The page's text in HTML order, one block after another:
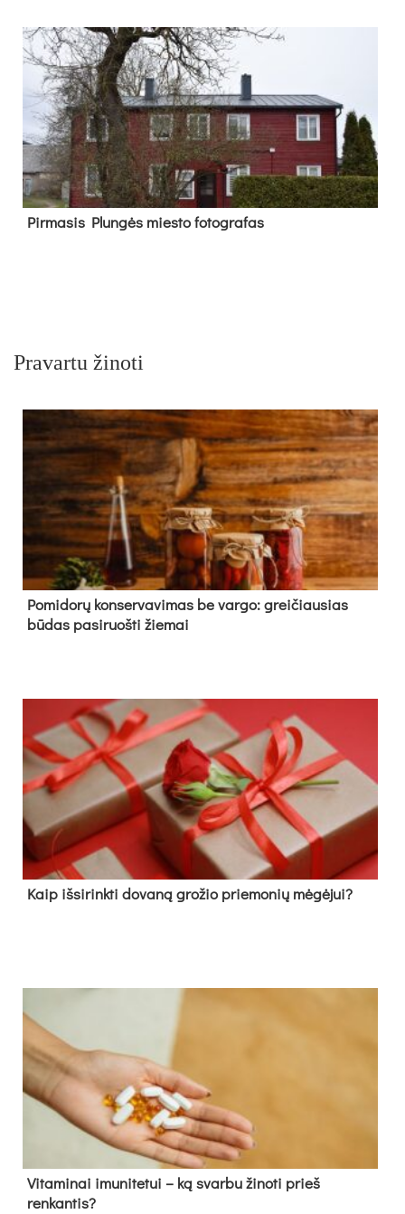
Pir­ma­sis Plun­gės mies­to fo­tog­ra­fas
Pravartu žinoti
Pomidorų konservavimas be vargo: greičiausias
būdas pasiruošti žiemai
Kaip išsirinkti dovaną grožio priemonių mėgėjui?
Vitaminai imunitetui – ką svarbu žinoti prieš
renkantis?